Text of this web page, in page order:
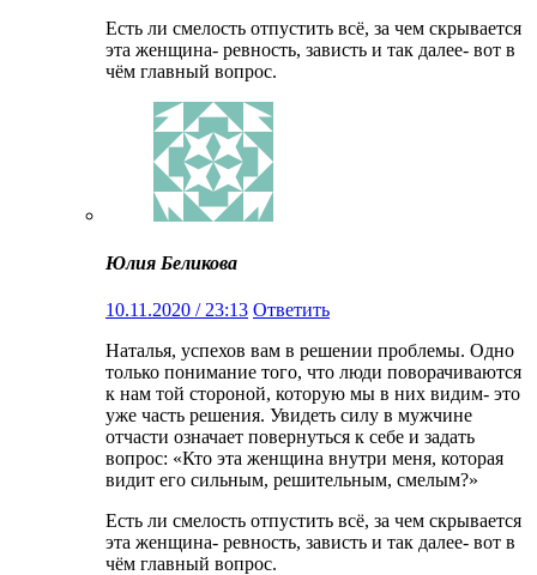
Есть ли смелость отпустить всё, за чем скрывается
эта женщина- ревность, зависть и так далее- вот в
чём главный вопрос.
Юлия Беликова
10.11.2020 / 23:13 Ответить
Наталья, успехов вам в решении проблемы. Одно
только понимание того, что люди поворачиваются
к нам той стороной, которую мы в них видим- это
уже часть решения. Увидеть силу в мужчине
отчасти означает повернуться к себе и задать
вопрос: «Кто эта женщина внутри меня, которая
видит его сильным, решительным, смелым?»
Есть ли смелость отпустить всё, за чем скрывается
эта женщина- ревность, зависть и так далее- вот в
чём главный вопрос.